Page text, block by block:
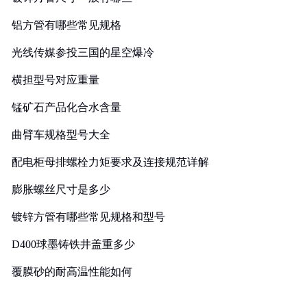
铝方管有哪些常见规格
光线传媒参投三国的星空爆冷
横担型号对应重量
锰矿石产品化合水含量
曲臂车规格型号大全
配电柜母排螺栓力矩要求及连接规范详解
膨胀螺丝尺寸是多少
镀锌方管有哪些常见规格和型号
D400球墨铸铁井盖重多少
覆膜砂的耐高温性能如何